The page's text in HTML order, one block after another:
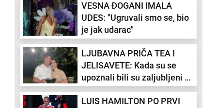
Oskara
VESNA ĐOGANI IMALA
UDES: "Ugruvali smo se, bio
je jak udarac"
LJUBAVNA PRIČA TEA I
JELISAVETE: Kada su se
upoznali bili su zaljubljeni u
druge ljude, ali se ubrzo sve
promenilo
LUIS HAMILTON PO PRVI